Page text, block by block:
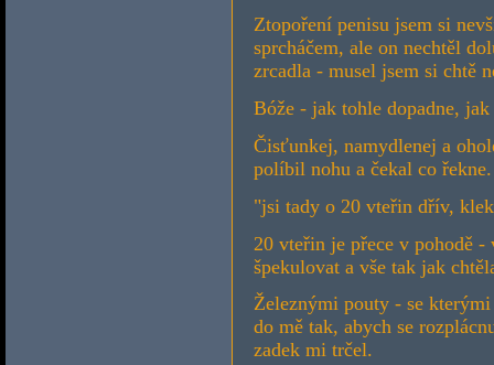
Ztopoření penisu jsem si
sprcháčem, ale on nechtěl
zrcadla - musel jsem si chtě
Bóže - jak tohle dopadne,
Čisťunkej, namydlenej a
políbil nohu a čekal co řekne.
"jsi tady o 20 vteřin dřív,
20 vteřin je přece v pohodě
špekulovat a vše tak jak
Železnými pouty - se
do mě tak, abych se
zadek mi trčel.